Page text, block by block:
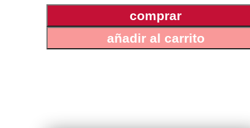
añadir al carrito
comprar